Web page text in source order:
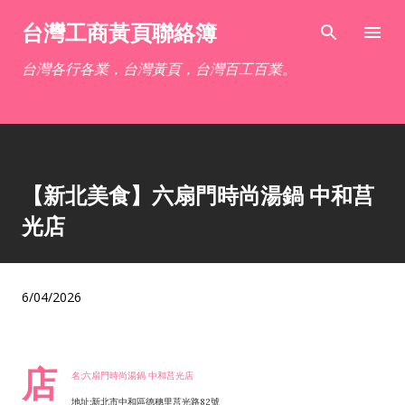
跳到主要內容
台灣工商黃頁聯絡簿
台灣各行各業，台灣黃頁，台灣百工百業。
【新北美食】六扇門時尚湯鍋 中和莒
光店
6/04/2026
店 名:六扇門時尚湯鍋 中和莒光店
地址:新北市中和區德穗里莒光路82號